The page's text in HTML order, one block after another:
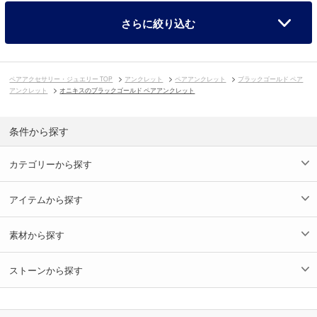
さらに絞り込む
ペアアクセサリー・ジュエリー TOP アンクレット ペアアンクレット
ブラックゴールド ペア
アンクレット
オニキスのブラックゴールド ペアアンクレット
条件から探す
カテゴリーから探す
アイテムから探す
素材から探す
ストーンから探す